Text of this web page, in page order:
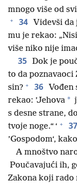
mnogo više od
+ 34
Videvši da
mu je rekao:
više niko nije
35 Dok je
to da poznavaoci
sin? + 36 Vođen
rekao: ’Jehova *
s desne strane,
tvoje noge.“ ‘ + 37
’Gospodom‘,
A mnoštvo
Poučavajući ih,
Zakona koji rado